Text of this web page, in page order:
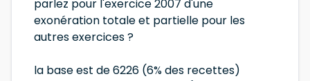
parlez pour l'exercice 2007 d'une
exonération totale et partielle pour les
autres exercices ?
la base est de 6226 (6% des recettes)